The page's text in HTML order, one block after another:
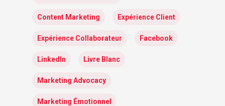
Content Marketing Expérience Client
Expérience Collaborateur Facebook
LinkedIn Livre Blanc
Marketing Advocacy
Marketing Émotionnel